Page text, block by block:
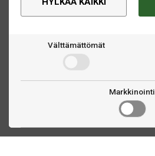
Välttämättömät
Markkinointi